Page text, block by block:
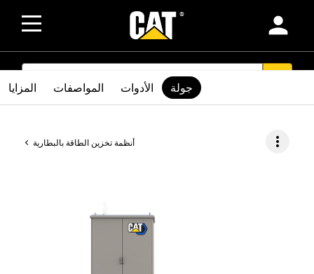
person
SEARCH
أنظمة تخزين الطاقة بالبطارية more_vert
المزايا المواصفات الأدوات جولة